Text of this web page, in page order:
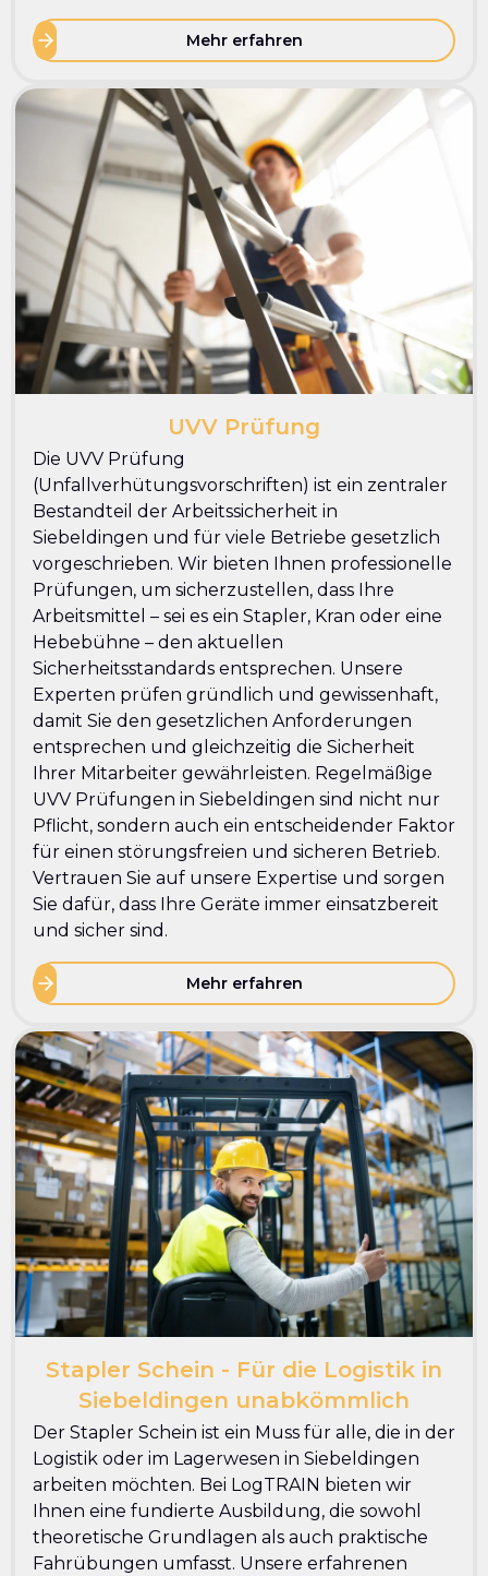
Mehr erfahren
UVV Prüfung
Die UVV Prüfung
(Unfallverhütungsvorschriften) ist ein zentraler
Bestandteil der Arbeitssicherheit in
Siebeldingen und für viele Betriebe gesetzlich
vorgeschrieben. Wir bieten Ihnen professionelle
Prüfungen, um sicherzustellen, dass Ihre
Arbeitsmittel – sei es ein Stapler, Kran oder eine
Hebebühne – den aktuellen
Sicherheitsstandards entsprechen. Unsere
Experten prüfen gründlich und gewissenhaft,
damit Sie den gesetzlichen Anforderungen
entsprechen und gleichzeitig die Sicherheit
Ihrer Mitarbeiter gewährleisten. Regelmäßige
UVV Prüfungen in Siebeldingen sind nicht nur
Pflicht, sondern auch ein entscheidender Faktor
für einen störungsfreien und sicheren Betrieb.
Vertrauen Sie auf unsere Expertise und sorgen
Sie dafür, dass Ihre Geräte immer einsatzbereit
und sicher sind.
Mehr erfahren
Stapler Schein - Für die Logistik in
Siebeldingen unabkömmlich
Der Stapler Schein ist ein Muss für alle, die in der
Logistik oder im Lagerwesen in Siebeldingen
arbeiten möchten. Bei LogTRAIN bieten wir
Ihnen eine fundierte Ausbildung, die sowohl
theoretische Grundlagen als auch praktische
Fahrübungen umfasst. Unsere erfahrenen